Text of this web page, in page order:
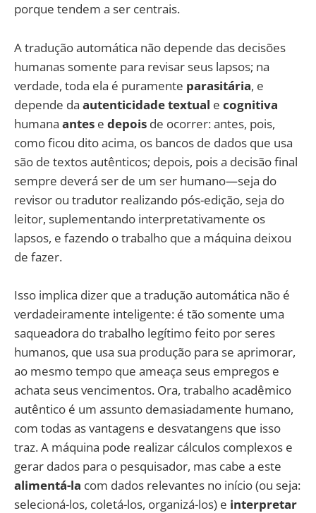
porque tendem a ser centrais.
A tradução automática não depende das decisões
humanas somente para revisar seus lapsos; na
verdade, toda ela é puramente parasitária, e
depende da autenticidade textual e cognitiva
humana antes e depois de ocorrer: antes, pois,
como ficou dito acima, os bancos de dados que usa
são de textos autênticos; depois, pois a decisão final
sempre deverá ser de um ser humano—seja do
revisor ou tradutor realizando pós-edição, seja do
leitor, suplementando interpretativamente os
lapsos, e fazendo o trabalho que a máquina deixou
de fazer.
Isso implica dizer que a tradução automática não é
verdadeiramente inteligente: é tão somente uma
saqueadora do trabalho legítimo feito por seres
humanos, que usa sua produção para se aprimorar,
ao mesmo tempo que ameaça seus empregos e
achata seus vencimentos. Ora, trabalho acadêmico
autêntico é um assunto demasiadamente humano,
com todas as vantagens e desvatangens que isso
traz. A máquina pode realizar cálculos complexos e
gerar dados para o pesquisador, mas cabe a este
alimentá-la com dados relevantes no início (ou seja:
selecioná-los, coletá-los, organizá-los) e interpretar